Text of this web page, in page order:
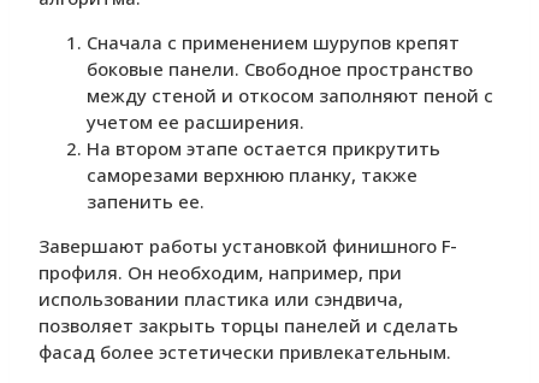
Сначала с применением шурупов крепят
боковые панели. Свободное пространство
между стеной и откосом заполняют пеной с
учетом ее расширения.
На втором этапе остается прикрутить
саморезами верхнюю планку, также
запенить ее.
Завершают работы установкой финишного F-
профиля. Он необходим, например, при
использовании пластика или сэндвича,
позволяет закрыть торцы панелей и сделать
фасад более эстетически привлекательным.